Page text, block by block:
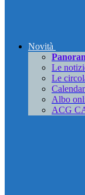
Novità
Le
Le
Albo
ACG